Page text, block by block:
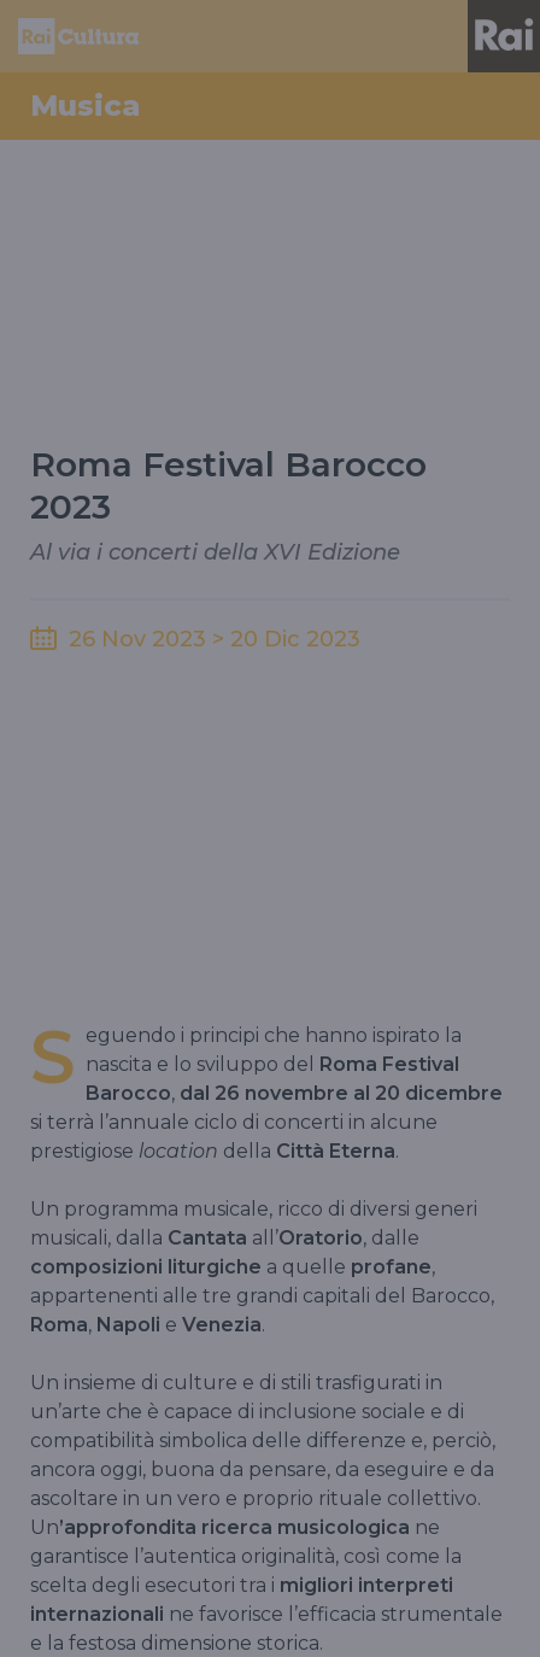
Musica
Roma Festival Barocco
2023
Al via i concerti della XVI Edizione
26 Nov 2023 > 20 Dic 2023
S eguendo i principi che hanno ispirato la
nascita e lo sviluppo del Roma Festival
Barocco, dal 26 novembre al 20 dicembre
si terrà l’annuale ciclo di concerti in alcune
prestigiose location della Città Eterna.
Un programma musicale, ricco di diversi generi
musicali, dalla Cantata all’Oratorio, dalle
composizioni liturgiche a quelle profane,
appartenenti alle tre grandi capitali del Barocco,
Roma, Napoli e Venezia.
Un insieme di culture e di stili trasfigurati in
un’arte che è capace di inclusione sociale e di
compatibilità simbolica delle differenze e, perciò,
ancora oggi, buona da pensare, da eseguire e da
ascoltare in un vero e proprio rituale collettivo.
Un’approfondita ricerca musicologica ne
garantisce l’autentica originalità, così come la
scelta degli esecutori tra i migliori interpreti
internazionali ne favorisce l’efficacia strumentale
e la festosa dimensione storica.